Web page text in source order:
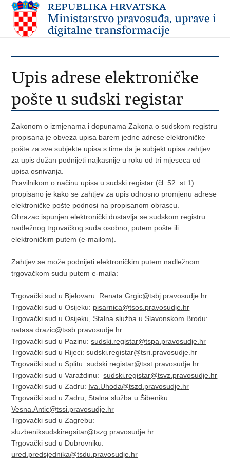
Upis adrese elektroničke
pošte u sudski registar
Zakonom o izmjenama i dopunama Zakona o sudskom registru
propisana je obveza upisa barem jedne adrese elektroničke
pošte za sve subjekte upisa s time da je subjekt upisa zahtjev
za upis dužan podnijeti najkasnije u roku od tri mjeseca od
upisa osnivanja.
Pravilnikom o načinu upisa u sudski registar (čl. 52. st.1)
propisano je kako se zahtjev za upis odnosno promjenu adrese
elektroničke pošte podnosi na propisanom obrascu.
Obrazac ispunjen elektronički dostavlja se sudskom registru
nadležnog trgovačkog suda osobno, putem pošte ili
elektroničkim putem (e-mailom).
Zahtjev se može podnijeti elektroničkim putem nadležnom
trgovačkom sudu putem e-maila:
Trgovački sud u Bjelovaru: Renata.Grgic@tsbj.pravosudje.hr
Trgovački sud u Osijeku: pisarnica@tsos.pravosudje.hr
Trgovački sud u Osijeku, Stalna služba u Slavonskom Brodu:
natasa.drazic@tssb.pravosudje.hr
Trgovački sud u Pazinu:sudski.registar@tspa.pravosudje.hr
Trgovački sud u Rijeci:sudski.registar@tsri.pravosudje.hr
Trgovački sud u Splitu:sudski.registar@tsst.pravosudje.hr
Trgovački sud u Varaždinu:sudski.registar@tsvz.pravosudje.hr
Trgovački sud u Zadru: Iva.Uhoda@tszd.pravosudje.hr
Trgovački sud u Zadru, Stalna služba u Šibeniku:
Vesna.Antic@tssi.pravosudje.hr
Trgovački sud u Zagrebu:
sluzbeniksudskiregsitar@tszg.pravosudje.hr
Trgovački sud u Dubrovniku:
ured.predsjednika@tsdu.pravosudje.hr